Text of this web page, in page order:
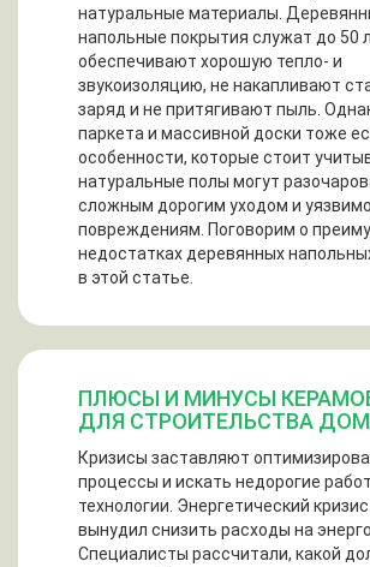
натуральные материалы.
напольные покрытия служат до 50
обеспечивают хорошую тепло- и
звукоизоляцию, не накапливают
заряд и не притягивают пыль.
паркета и массивной доски тоже
особенности, которые стоит
натуральные полы могут
сложным дорогим уходом и
повреждениям. Поговорим о
недостатках деревянных
в этой статье.
ПЛЮСЫ И МИНУСЫ
ДЛЯ СТРОИТЕЛЬСТВА
Кризисы заставляют
процессы и искать недорогие
технологии. Энергетический
вынудил снизить расходы на
Специалисты рассчитали, какой